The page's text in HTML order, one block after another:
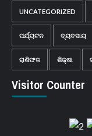
UNCATEGORIZED
ପର୍ଯ୍ୟଟନ ବ୍ୟବସାୟ
ରାଶିଫଳ ଶିକ୍ଷା
Visitor Counter